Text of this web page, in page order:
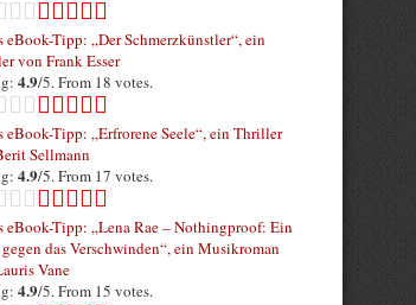
eBook-Tipp: „Der Schmerzkünstler“, ein
von Frank Esser
4.9/5. From 18 votes.
eBook-Tipp: „Erfrorene Seele“, ein Thriller
Sellmann
4.9/5. From 17 votes.
eBook-Tipp: „Lena Rae – Nothingproof: Ein
das Verschwinden“, ein Musikroman
Vane
4.9/5. From 15 votes.